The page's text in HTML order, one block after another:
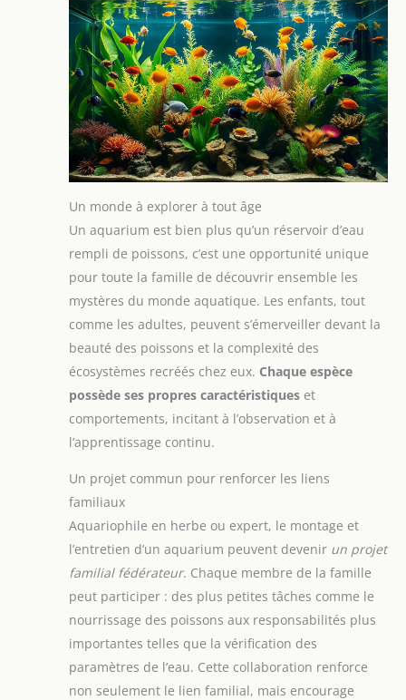
Un monde à explorer à tout âge
Un aquarium est bien plus qu’un réservoir d’eau
rempli de poissons, c’est une opportunité unique
pour toute la famille de découvrir ensemble les
mystères du monde aquatique. Les enfants, tout
comme les adultes, peuvent s’émerveiller devant la
beauté des poissons et la complexité des
écosystèmes recréés chez eux. Chaque espèce
possède ses propres caractéristiques et
comportements, incitant à l’observation et à
l’apprentissage continu.
Un projet commun pour renforcer les liens
familiaux
Aquariophile en herbe ou expert, le montage et
l’entretien d’un aquarium peuvent devenir un projet
familial fédérateur. Chaque membre de la famille
peut participer : des plus petites tâches comme le
nourrissage des poissons aux responsabilités plus
importantes telles que la vérification des
paramètres de l’eau. Cette collaboration renforce
non seulement le lien familial, mais encourage